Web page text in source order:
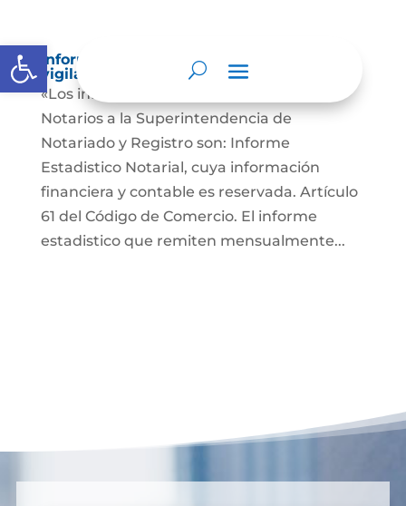
Abrir barra de herramientas
Informes a organismos de inspección,
vigilancia y control
«Los informes que presentan los Señores
Notarios a la Superintendencia de
Notariado y Registro son: Informe
Estadistico Notarial, cuya información
financiera y contable es reservada. Artículo
61 del Código de Comercio. El informe
estadistico que remiten mensualmente...